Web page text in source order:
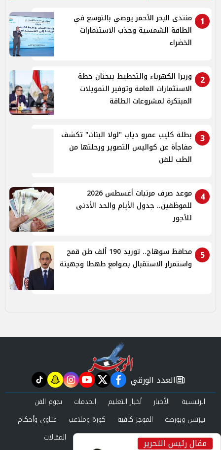
1
منتدى البحر الأحمر يوصي بالتوسع في
الطاقة الشمسية وجذب الاستثمارات
الخضراء
2
وزيرا الكهرباء والتخطيط يبحثان خطة
الاستثمارات العامة وتوفير التمويلات
المبتكرة لمشروعات الطاقة
3
بطلة كليب عمرو دياب "لولا البنات" تكشف
مفاجأة عن كواليس التصوير ورحلتها من
الطب للفن
4
موعد صرف مرتبات أغسطس 2026
للموظفين.. جدول الأيام والحد الأدنى
للأجور
5
محافظ سوهاج.. توريد 190 ألف طن قمح
واستمرار الاستقبال بصوامع طهطا وجهينة
مقال رئيس التحرير
newspaper
العدد الورقي facebook
twitter
youtube
instagram
snapchat
tiktok
الرئيسية الأخبار أخبار التعليم الخدمات
نجوم الفن
بيزنس وبورصة
الموجز كافية كورة وملاعب
فتاوى وأحكام
صحة وجمال
عرب وعالم حوادث ومحاكم
المقالات